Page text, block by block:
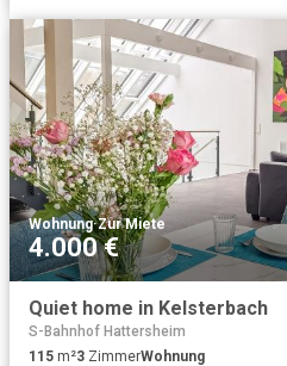
Wohnung·Zur Miete
4.000 €
Quiet home in Kelsterbach
S-Bahnhof Hattersheim
115 m²3 ZimmerWohnung